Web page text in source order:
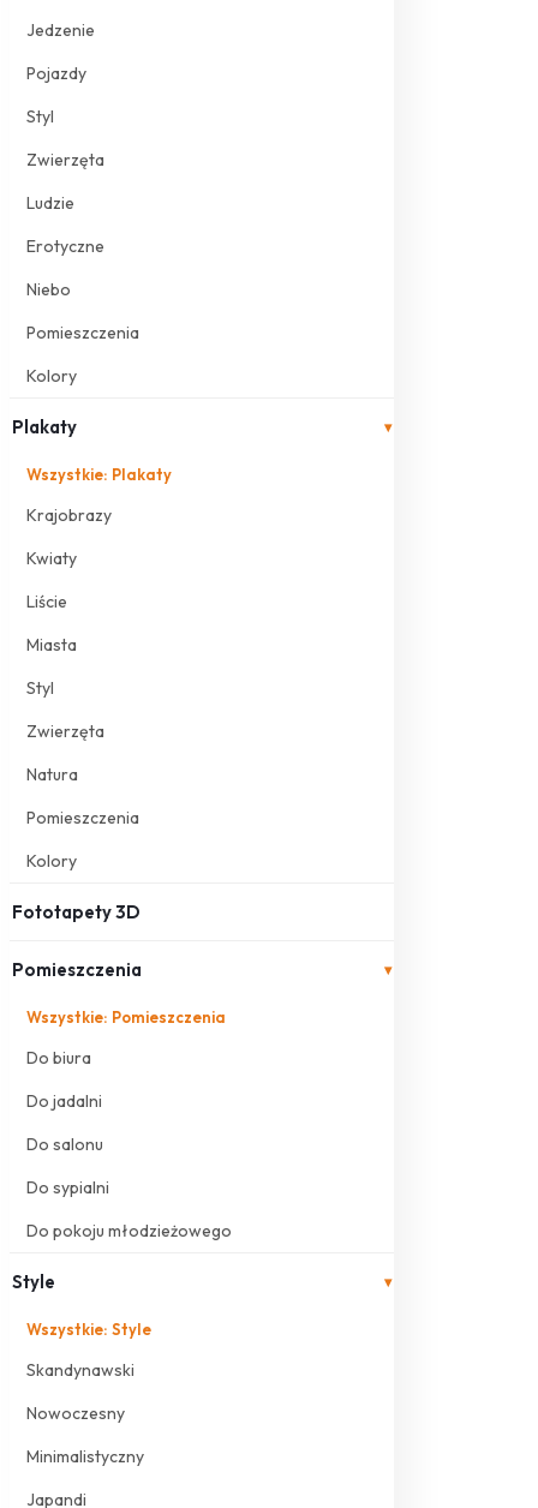
Jedzenie
Pojazdy
Styl
Zwierzęta
Ludzie
Erotyczne
Niebo
Pomieszczenia
Kolory
Plakaty ▾
Wszystkie: Plakaty
Krajobrazy
Kwiaty
Liście
Miasta
Styl
Zwierzęta
Natura
Pomieszczenia
Kolory
Fototapety 3D
Pomieszczenia ▾
Wszystkie: Pomieszczenia
Do biura
Do jadalni
Do salonu
Do sypialni
Do pokoju młodzieżowego
Style ▾
Wszystkie: Style
Skandynawski
Nowoczesny
Minimalistyczny
Japandi